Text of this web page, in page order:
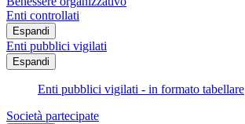
Enti controllati
Espandi
Enti pubblici vigilati
Espandi
Enti pubblici vigilati - in formato tabellare
Società partecipate